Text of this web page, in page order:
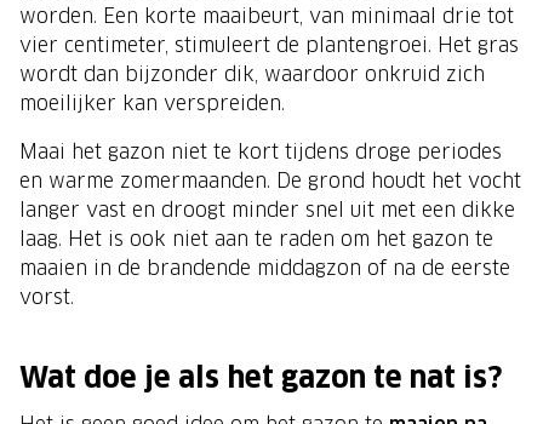
worden. Een korte maaibeurt, van minimaal drie tot
vier centimeter, stimuleert de plantengroei. Het gras
wordt dan bijzonder dik, waardoor onkruid zich
moeilijker kan verspreiden.
Maai het gazon niet te kort tijdens droge periodes
en warme zomermaanden. De grond houdt het vocht
langer vast en droogt minder snel uit met een dikke
laag. Het is ook niet aan te raden om het gazon te
maaien in de brandende middagzon of na de eerste
vorst.
Wat doe je als het gazon te nat is?